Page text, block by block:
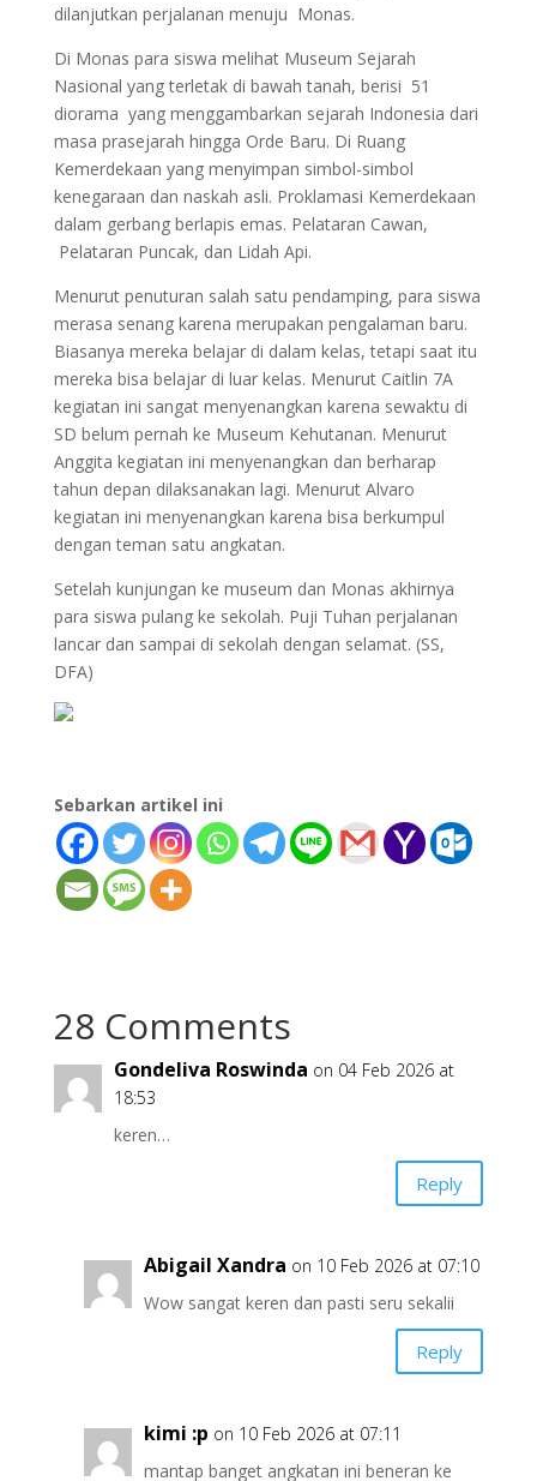
dilanjutkan perjalanan menuju Monas.
Di Monas para siswa melihat Museum Sejarah
Nasional yang terletak di bawah tanah, berisi 51
diorama yang menggambarkan sejarah Indonesia dari
masa prasejarah hingga Orde Baru. Di Ruang
Kemerdekaan yang menyimpan simbol-simbol
kenegaraan dan naskah asli. Proklamasi Kemerdekaan
dalam gerbang berlapis emas. Pelataran Cawan,
Pelataran Puncak, dan Lidah Api.
Menurut penuturan salah satu pendamping, para siswa
merasa senang karena merupakan pengalaman baru.
Biasanya mereka belajar di dalam kelas, tetapi saat itu
mereka bisa belajar di luar kelas. Menurut Caitlin 7A
kegiatan ini sangat menyenangkan karena sewaktu di
SD belum pernah ke Museum Kehutanan. Menurut
Anggita kegiatan ini menyenangkan dan berharap
tahun depan dilaksanakan lagi. Menurut Alvaro
kegiatan ini menyenangkan karena bisa berkumpul
dengan teman satu angkatan.
Setelah kunjungan ke museum dan Monas akhirnya
para siswa pulang ke sekolah. Puji Tuhan perjalanan
lancar dan sampai di sekolah dengan selamat. (SS,
DFA)
Sebarkan artikel ini
28 Comments
Gondeliva Roswinda on 04 Feb 2026 at
18:53
keren…
Reply
Abigail Xandra on 10 Feb 2026 at 07:10
Wow sangat keren dan pasti seru sekalii
Reply
kimi :p on 10 Feb 2026 at 07:11
mantap banget angkatan ini beneran ke